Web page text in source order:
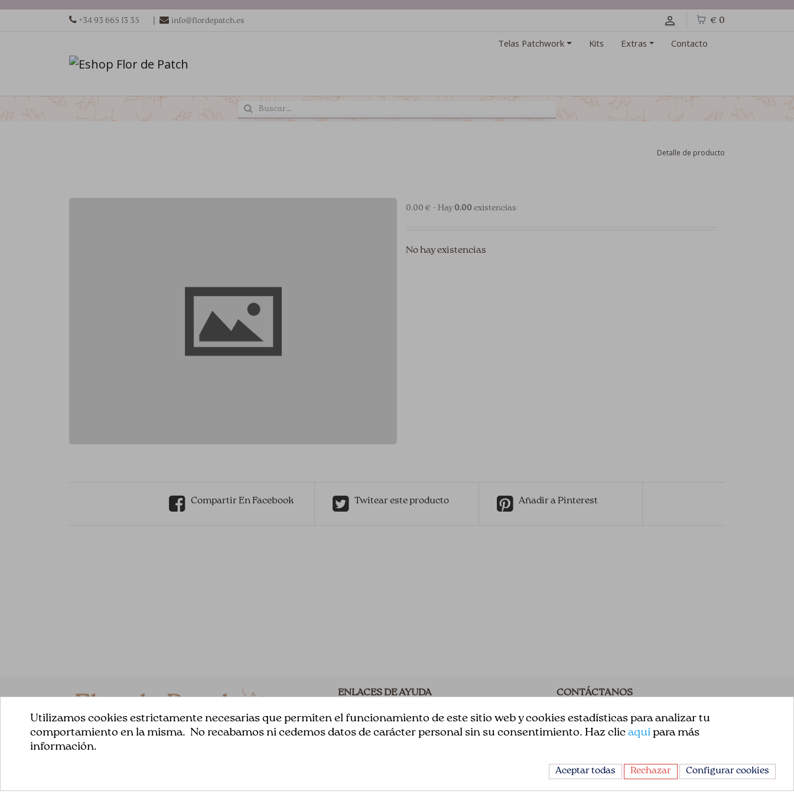
+34 93 665 13 35 | info@flordepatch.es € 0
Telas Patchwork Kits Extras Contacto
Detalle de producto
0.00 € - Hay 0.00existencias
No hay existencias
Compartir En Facebook Twitear este producto Añadir a Pinterest
En nuestra tienda online ofrecemos un selecto surtido
resultados.
ENLACES DE AYUDA
Acerca de Nosotros
Aviso Legal
CONTÁCTANOS
Avda. de la Constitución 151
08860, Castelldefels
+34 93 665 13 35
Utilizamos cookies estrictamente necesarias que permiten el funcionamiento de este sitio web y cookies estadísticas para analizar tu
comportamiento en la misma. No recabamos ni cedemos datos de carácter personal sin su consentimiento. Haz clicaquípara más
información.
Aceptar todas Rechazar Configurar cookies